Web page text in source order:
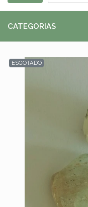
CATEGORIAS
ESGOTADO